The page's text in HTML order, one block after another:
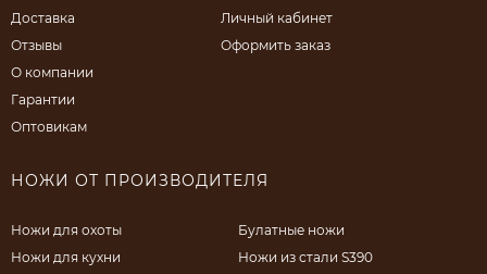
Доставка
Отзывы
О компании
Гарантии
Оптовикам
Личный кабинет
Оформить заказ
НОЖИ ОТ ПРОИЗВОДИТЕЛЯ
Ножи для охоты
Ножи для кухни
Булатные ножи
Ножи из стали S390